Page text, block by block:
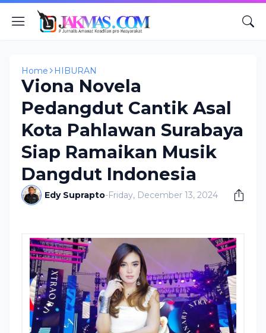
Home HIBURAN
Viona Novela
Pedangdut Cantik Asal
Kota Pahlawan Surabaya
Siap Ramaikan Musik
Dangdut Indonesia
Edy Suprapto-Friday, December 13, 2024